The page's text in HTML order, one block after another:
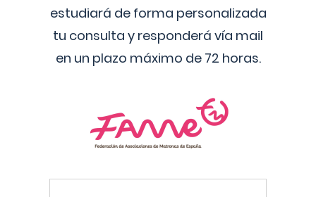
estudiará de forma personalizada
tu consulta y responderá vía mail
en un plazo máximo de 72 horas.